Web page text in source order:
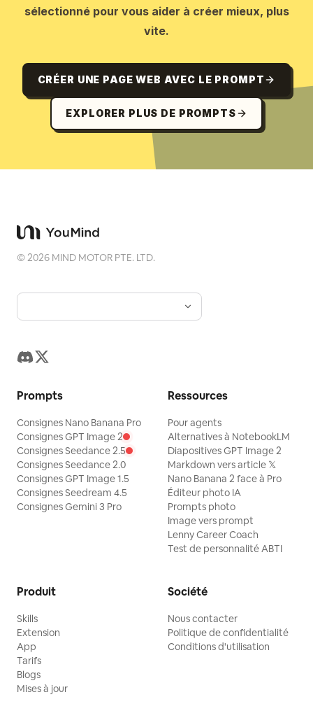
sélectionné pour vous aider à créer mieux, plus
vite.
CRÉER UNE PAGE WEB AVEC LE PROMPT
EXPLORER PLUS DE PROMPTS
©2026 MIND MOTOR PTE. LTD.
Prompts
Consignes Nano Banana Pro
Consignes GPT Image 2
Consignes Seedance 2.5
Consignes Seedance 2.0
Consignes GPT Image 1.5
Consignes Seedream 4.5
Consignes Gemini 3 Pro
Ressources
Pour agents
Alternatives à NotebookLM
Diapositives GPT Image 2
Markdown vers article 𝕏
Nano Banana 2 face à Pro
Éditeur photo IA
Prompts photo
Image vers prompt
Lenny Career Coach
Test de personnalité ABTI
Produit
Skills
Extension
App
Tarifs
Blogs
Mises à jour
Société
Nous contacter
Politique de confidentialité
Conditions d'utilisation